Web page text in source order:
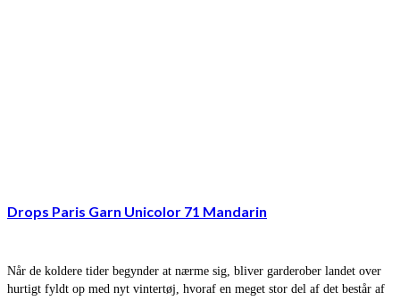
Drops Paris Garn Unicolor 71 Mandarin
Når de koldere tider begynder at nærme sig, bliver garderober landet over
hurtigt fyldt op med nyt vintertøj, hvoraf en meget stor del af det består af